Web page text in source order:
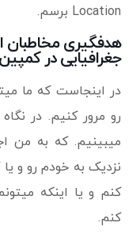
Location برسم.
هدفگیری مخاطبان
جغرافیایی در کمپین
در اینجاست که ما
رو مرور کنیم. در
میبینیم. که به من
نزدیک به خودم رو و
کنم و یا اینکه
کنم.